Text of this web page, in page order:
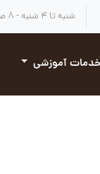
شنبه تا ۴ شنبه - ۸ صبح تا ۴:۳۰ بعد از ظهر
خدمات آموزشی